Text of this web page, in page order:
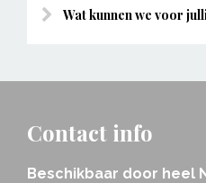
Wat kunnen we voor
Contact info
Beschikbaar door heel